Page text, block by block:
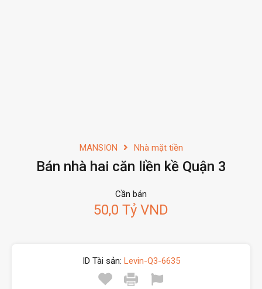
MANSION Nhà mặt tiền
Bán nhà hai căn liền kề Quận 3
Cần bán
50,0 Tỷ VND
ID Tài sản: Levin-Q3-6635